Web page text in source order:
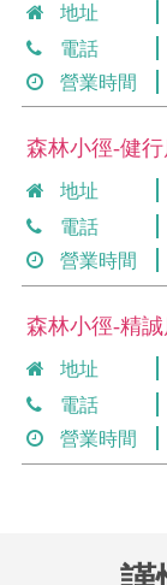
地址
電話
營業時間
森林小徑-健
地址
電話
營業時間
森林小徑-精
地址
電話
營業時間